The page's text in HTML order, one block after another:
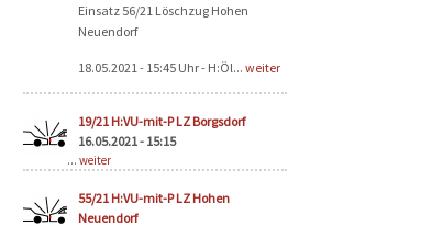
Einsatz 56/21 Löschzug Hohen
Neuendorf
18.05.2021 - 15:45 Uhr - H:Öl... weiter
19/21 H:VU-mit-P LZ Borgsdorf
16.05.2021 - 15:15
... weiter
55/21 H:VU-mit-P LZ Hohen
Neuendorf